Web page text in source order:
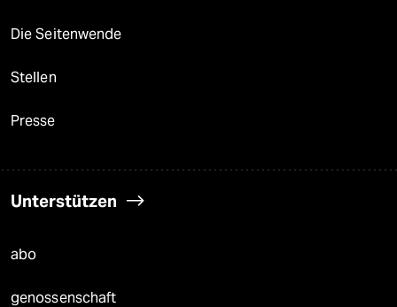
Die Seitenwende
Stellen
Presse
Unterstützen
abo
genossenschaft